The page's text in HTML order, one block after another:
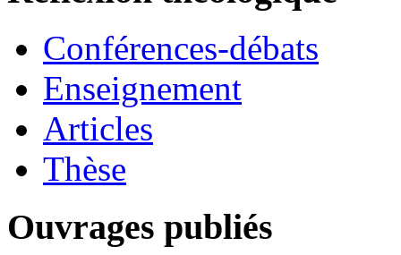
Conférences-débats
Enseignement
Articles
Thèse
Ouvrages publiés